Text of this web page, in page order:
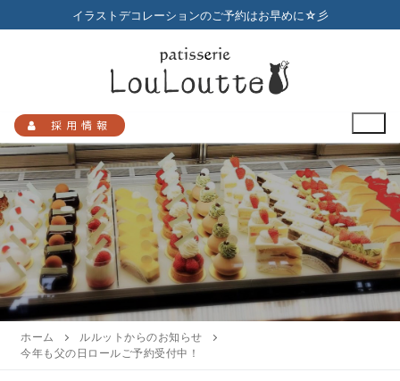
ン
ス
キ
ッ
プ
イラストデコレーションのご予約はお早めに☆彡
採用情報
検
索:
HOME
プチガトー
店舗のご案内
ホーム
ルルットからのお知らせ
今年も父の日ロールご予約受付中！